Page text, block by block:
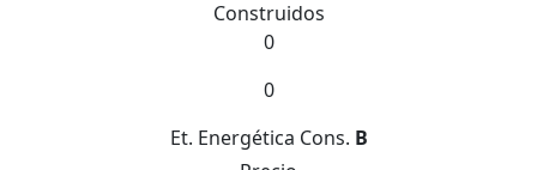
Construidos
0
0
Et. Energética Cons. B